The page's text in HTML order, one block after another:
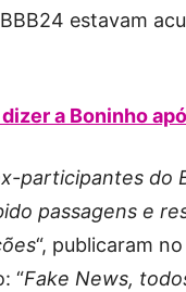
estavam
a Boninho
participantes do
passagens e
“, publicaram
“Fake News,